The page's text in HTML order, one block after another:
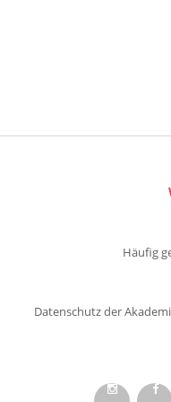
Häufig
Datenschutz der